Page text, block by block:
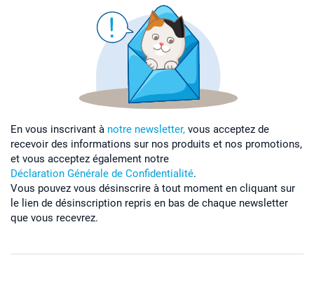
En vous inscrivant à notre newsletter, vous acceptez de
recevoir des informations sur nos produits et nos promotions,
et vous acceptez également notre
Déclaration Générale de Confidentialité.
Vous pouvez vous désinscrire à tout moment en cliquant sur
le lien de désinscription repris en bas de chaque newsletter
que vous recevrez.